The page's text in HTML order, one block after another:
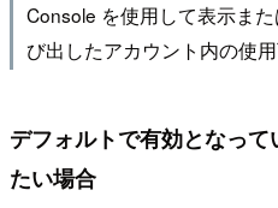
Console を使用して表示ま
び出したアカウント内の使
デフォルトで有効となっ
たい場合